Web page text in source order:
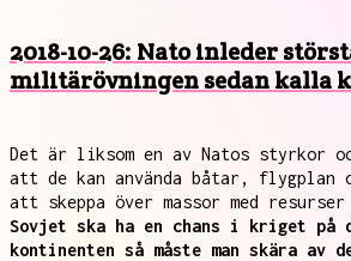
2018-10-26: Nato inleder
militärövningen sedan kalla
Det är liksom en av Natos styrkor
att de kan använda båtar, flygplan
att skeppa över massor med
Sovjet ska ha en chans i kriget på
kontinenten så måste man skära av